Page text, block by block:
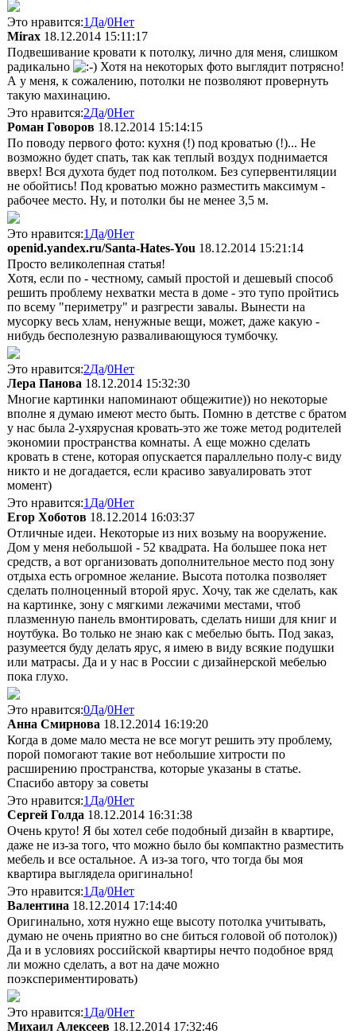
Это нравится:1 Да/0Нет
Mirax 18.12.2014 15:11:17
Подвешивание кровати к потолку, лично для меня, слишком
радикально
Хотя на некоторых фото выглядит потрясно!
А у меня, к сожалению, потолки не позволяют провернуть
такую махинацию.
Это нравится:2Да/0Нет
Роман Говоров 18.12.2014 15:14:15
По поводу первого фото: кухня (!) под кроватью (!)... Не
возможно будет спать, так как теплый воздух поднимается
вверх! Вся духота будет под потолком. Без супервентиляции
не обойтись! Под кроватью можно разместить максимум -
рабочее место. Ну, и потолки бы не менее 3,5 м.
Это нравится:1 Да/0Нет
openid.yandex.ru/Santa-Hates-You 18.12.2014 15:21:14
Просто великолепная статья!
Хотя, если по - честному, самый простой и дешевый способ
решить проблему нехватки места в доме - это тупо пройтись
по всему "периметру" и разгрести завалы. Вынести на
мусорку весь хлам, ненужные вещи, может, даже какую -
нибудь бесполезную разваливающуюся тумбочку.
Это нравится:2Да/0Нет
Лера Панова 18.12.2014 15:32:30
Многие картинки напоминают общежитие)) но некоторые
вполне я думаю имеют место быть. Помню в детстве с братом
у нас была 2-ухярусная кровать-это же тоже метод родителей
экономии пространства комнаты. А еще можно сделать
кровать в стене, которая опускается параллельно полу-с виду
никто и не догадается, если красиво завуалировать этот
момент)
Это нравится:1 Да/0Нет
Егор Хоботов 18.12.2014 16:03:37
Отличные идеи. Некоторые из них возьму на вооружение.
Дом у меня небольшой - 52 квадрата. На большее пока нет
средств, а вот организовать дополнительное место под зону
отдыха есть огромное желание. Высота потолка позволяет
сделать полноценный второй ярус. Хочу, так же сделать, как
на картинке, зону с мягкими лежачими местами, чтоб
плазменную панель вмонтировать, сделать ниши для книг и
ноутбука. Во только не знаю как с мебелью быть. Под заказ,
разумеется буду делать ярус, я имею в виду всякие подушки
или матрасы. Да и у нас в России с дизайнерской мебелью
пока глухо.
Это нравится:0Да/0Нет
Анна Смирнова 18.12.2014 16:19:20
Когда в доме мало места не все могут решить эту проблему,
порой помогают такие вот небольшие хитрости по
расширению пространства, которые указаны в статье.
Спасибо автору за советы
Это нравится:1 Да/0Нет
Сергей Голда 18.12.2014 16:31:38
Очень круто! Я бы хотел себе подобный дизайн в квартире,
даже не из-за того, что можно было бы компактно разместить
мебель и все остальное. А из-за того, что тогда бы моя
квартира выглядела оригинально!
Это нравится:1 Да/0Нет
Валентина 18.12.2014 17:14:40
Оригинально, хотя нужно еще высоту потолка учитывать,
думаю не очень приятно во сне биться головой об потолок))
Да и в условиях российской квартиры нечто подобное вряд
ли можно сделать, а вот на даче можно
поэкспериментировать)
Это нравится:1 Да/0Нет
Михаил Алексеев 18.12.2014 17:32:46